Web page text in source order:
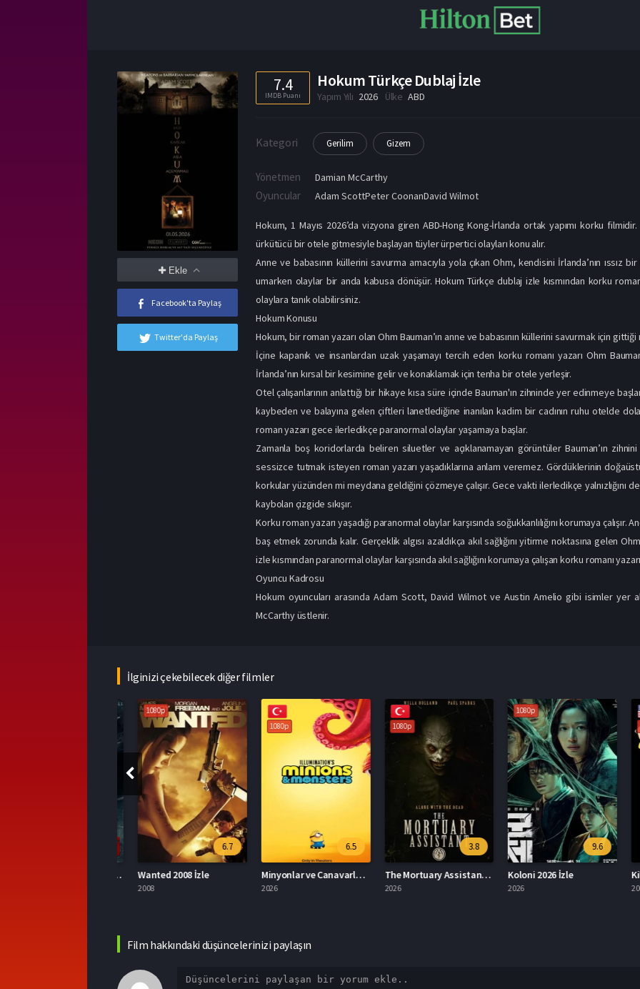
Ekle
Facebook'ta Paylaş
Twitter'da Paylaş
7.4
IMDB Puanı
Hokum Türkçe Dublaj İzle
Yapım Yılı 2026 Ülke ABD
Kategori Gerilim Gizem
Yönetmen Damian McCarthy
Oyuncular Adam ScottPeter CoonanDavid Wilmot
Hokum, 1 Mayıs 2026’da vizyona giren ABD-Hong Kong-İrlanda ortak yapımı korku
ürkütücü bir otele gitmesiyle başlayan tüyler ürpertici olayları konu alır.
Anne ve babasının küllerini savurma amacıyla yola çıkan Ohm, kendisini İrlanda’nın ıssız
umarken olaylar bir anda kabusa dönüşür. Hokum Türkçe dublaj izle kısmından korku
olaylara tanık olabilirsiniz.
Hokum Konusu
Hokum, bir roman yazarı olan Ohm Bauman’ın anne ve babasının küllerini savurmak için gittiği
İçine kapanık ve insanlardan uzak yaşamayı tercih eden korku romanı yazarı Ohm
İrlanda’nın kırsal bir kesimine gelir ve konaklamak için tenha bir otele yerleşir.
Otel çalışanlarının anlattığı bir hikaye kısa süre içinde Bauman'ın zihninde yer edinmeye
kaybeden ve balayına gelen çiftleri lanetlediğine inanılan kadim bir cadının ruhu otelde
roman yazarı gece ilerledikçe paranormal olaylar yaşamaya başlar.
Zamanla boş koridorlarda beliren siluetler ve açıklanamayan görüntüler Bauman’ın
sessizce tutmak isteyen roman yazarı yaşadıklarına anlam veremez. Gördüklerinin
korkular yüzünden mi meydana geldiğini çözmeye çalışır. Gece vakti ilerledikçe yalnızlığını
kaybolan çizgide sıkışır.
Korku roman yazarı yaşadığı paranormal olaylar karşısında soğukkanlılığını korumaya
baş etmek zorunda kalır. Gerçeklik algısı azaldıkça akıl sağlığını yitirme noktasına gelen
izle kısmından paranormal olaylar karşısında akıl sağlığını korumaya çalışan korku romanı
Oyuncu Kadrosu
Hokum oyuncuları arasında Adam Scott, David Wilmot ve Austin Amelio gibi isimler yer
McCarthy üstlenir.
İlginizi çekebilecek diğer filmler
1080p
6.7
Wanted 2008 İzle
6.5
Minyonlar ve Canavarlar Full HD İzle
3.8
The Mortuary Assistant Türkçe Dublaj İzle
1080p
9.6
Koloni 2026 İzle
Film hakkındaki düşüncelerinizi paylaşın